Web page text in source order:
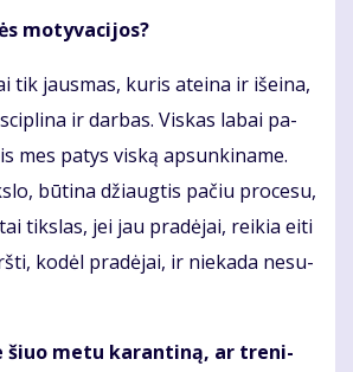
mo­ty­va­ci­jos?
tik jaus­mas, ku­ris at­ei­na ir iš­ei­na,
ir dar­bas. Vis­kas la­bai pa­
mes pa­tys vis­ką ap­sun­ki­na­me.
bū­ti­na džiaug­tis pa­čiu pro­ce­su,
tiks­las, jei jau pra­dė­jai, rei­kia ei­ti
ko­dėl pra­dė­jai, ir nie­ka­da ne­su­
šiuo me­tu ka­ran­ti­ną, ar tre­ni­